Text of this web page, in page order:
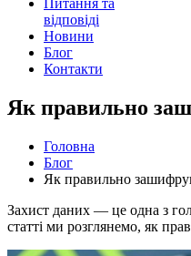
Питання та
відповіді
Новини
Блог
Контакти
Як правильно
Головна
Блог
Як правильно
Захист даних — це одна з
статті ми розглянемо, як